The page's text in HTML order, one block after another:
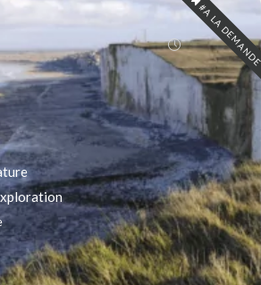
#A LA